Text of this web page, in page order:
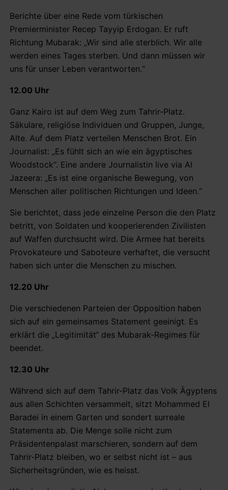
Berichte über eine Rede vom türkischen
Premierminister Recep Tayyip Erdogan. Er ruft
Richtung Mubarak: „Wir sind alle sterblich. Wir alle
werden eines Tages sterben. Und dann müssen wir
uns für unser Leben verantworten.“
12.00 Uhr
Ganz Kairo ist auf dem Weg zum Tahrir-Platz.
Säkulare, religiöse Individuen und Gruppen, Junge,
Alte. Auf dem Platz verteilen Menschen Brot. Ein
Journalist: „Es fühlt sich an wie ein ägyptisches
Woodstock“. Eine andere Journalistin live via Al
Jazeera: „Es ist eine organische Bewegung, von
Menschen aller politischen Richtungen und Ideen.“
Sie berichtet, dass jede einzelne Person die den Platz
betritt, von Soldaten und kooperierenden Zivilisten
auf Waffen durchsucht wird. Die Armee hat bereits
Provokateure und Saboteure verhaftet, die versucht
haben sich unter die Menschen zu mischen.
12.20 Uhr
Die verschiedenen Parteien der Opposition haben
sich auf ein gemeinsames Statement geeinigt. Es
erklärt die „Legitimität“ des Mubarak-Regimes für
beendet.
12.30 Uhr
Während sich auf dem Tahrir-Platz das Volk Ägyptens
aus allen Schichten versammelt, sitzt Mohammed El
Baradei in einem Garten und sondert surreale
Statements ab. Die Menge solle nicht zum
Präsidentenpalast marschieren, sondern auf dem
Tahrir-Platz bleiben, wo er selbst nicht ist – aus
Sicherheitsgründen, wie es heisst.